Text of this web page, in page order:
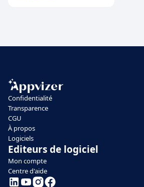
Confidentialité
Transparence
CGU
À propos
Logiciels
Editeurs de logiciel
Mon compte
Centre d'aide